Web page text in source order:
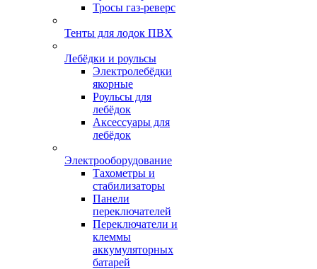
Тросы газ-реверс
Тенты для лодок ПВХ
Лебёдки и роульсы
Электролебёдки
якорные
Роульсы для
лебёдок
Аксессуары для
лебёдок
Электрооборудование
Тахометры и
стабилизаторы
Панели
переключателей
Переключатели и
клеммы
аккумуляторных
батарей